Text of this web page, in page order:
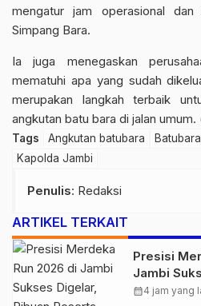
mengatur jam operasional dan
Simpang Bara.
Ia juga menegaskan
mematuhi apa yang sudah
merupakan langkah terbaik
angkutan batu bara di jalan umum.
Tags Angkutan batubara Batubara
Kapolda Jambi
Penulis: Redaksi
ARTIKEL TERKAIT
Presisi
Jambi
Peserta
calendar_month4 jam yang